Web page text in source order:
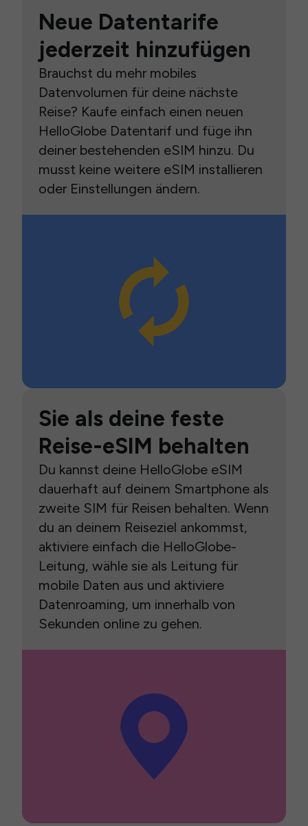
Neue Datentarife
jederzeit hinzufügen
Brauchst du mehr mobiles
Datenvolumen für deine nächste
Reise? Kaufe einfach einen neuen
HelloGlobe Datentarif und füge ihn
deiner bestehenden eSIM hinzu. Du
musst keine weitere eSIM installieren
oder Einstellungen ändern.
Sie als deine feste
Reise-eSIM behalten
Du kannst deine HelloGlobe eSIM
dauerhaft auf deinem Smartphone als
zweite SIM für Reisen behalten. Wenn
du an deinem Reiseziel ankommst,
aktiviere einfach die HelloGlobe-
Leitung, wähle sie als Leitung für
mobile Daten aus und aktiviere
Datenroaming, um innerhalb von
Sekunden online zu gehen.